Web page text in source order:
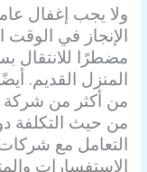
ولا يجب إغفال
الإنجاز في الوقت
مضطرًا للانتقال
المنزل القديم.
من أكثر من شركة
من حيث التكلفة
التعامل مع
الاستفسارات